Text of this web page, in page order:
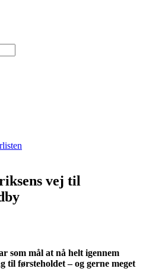
vej til
som mål at nå helt igennem
til førsteholdet – og gerne meget